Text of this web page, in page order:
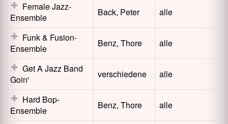
Female Jazz-
Ensemble
Back, Peter alle
Funk & Fusion-
Ensemble
Benz, Thore alle
Get A Jazz Band
Goin'
verschiedene alle
Hard Bop-
Ensemble
Benz, Thore alle